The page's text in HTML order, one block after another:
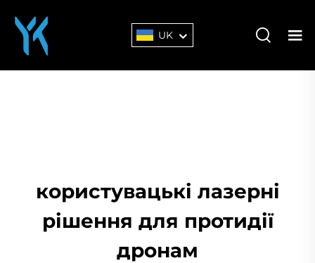
UK
користувацькі лазерні
рішення для протидії
дронам